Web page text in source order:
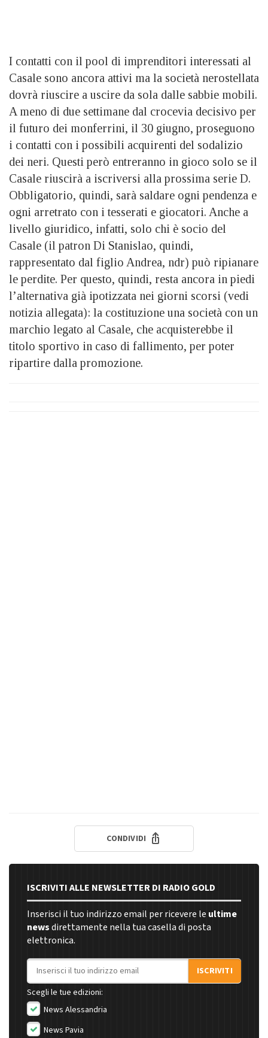
I contatti con il pool di imprenditori interessati al
Casale sono ancora attivi ma la società nerostellata
dovrà riuscire a uscire da sola dalle sabbie mobili.
A meno di due settimane dal crocevia decisivo per
il futuro dei monferrini, il 30 giugno, proseguono
i contatti con i possibili acquirenti del sodalizio
dei neri. Questi però entreranno in gioco solo se il
Casale riuscirà a iscriversi alla prossima serie D.
Obbligatorio, quindi, sarà saldare ogni pendenza e
ogni arretrato con i tesserati e giocatori. Anche a
livello giuridico, infatti, solo chi è socio del
Casale (il patron Di Stanislao, quindi,
rappresentato dal figlio Andrea, ndr) può ripianare
le perdite. Per questo, quindi, resta ancora in piedi
l’alternativa già ipotizzata nei giorni scorsi (vedi
notizia allegata): la costituzione una società con un
marchio legato al Casale, che acquisterebbe il
titolo sportivo in caso di fallimento, per poter
ripartire dalla promozione.
CONDIVIDI
ISCRIVITI ALLE NEWSLETTER DI RADIO GOLD
Inserisci il tuo indirizzo email per ricevere le ultime
newsdirettamente nella tua casella di posta
elettronica.
Indirizzo email
ISCRIVITI
Scegli le tue edizioni:
News Alessandria
News Pavia